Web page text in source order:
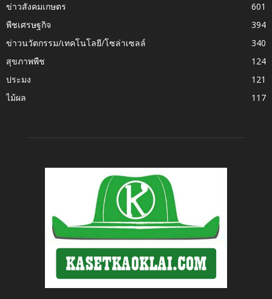
ข่าวสังคมเกษตร
601
พืชเศรษฐกิจ
394
ข่าวนวัตกรรม/เทคโนโลยี/โซล่าเซลล์
340
สุขภาพพืช
124
ประมง
121
ไม้ผล
117